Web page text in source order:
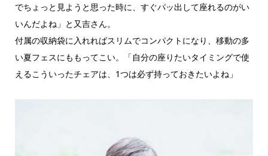
でちょっと見ようと思った時に、すぐパッ出して座れるのがい
いんだよね」と又吉さん。
付属の収納袋に入れればスリムでコンパクトになり、移動の多
い夏フェスにももってこい。「自分の座りたいタイミングで使
えるこういったチェアは、1つは必ず持っておきたいよね」